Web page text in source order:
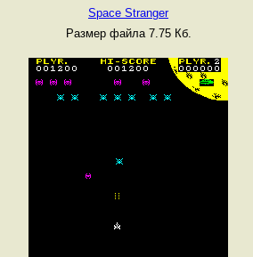
Space Stranger
Размер файла 7.75 Кб.